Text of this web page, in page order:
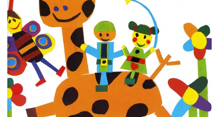
V
G
N